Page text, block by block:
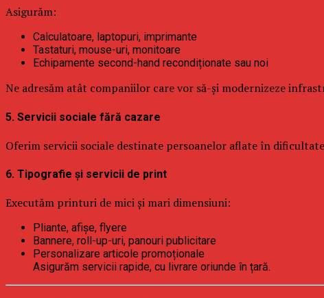
Asigurăm:
Calculatoare, laptopuri, imprimante
Tastaturi, mouse-uri, monitoare
Echipamente second-hand recondiționate sau noi
Ne adresăm atât companiilor care vor să-și modernizeze
5. Servicii sociale fără cazare
Oferim servicii sociale destinate persoanelor aflate în
6. Tipografie și servicii de print
Executăm printuri de mici și mari dimensiuni:
Pliante, afișe, flyere
Bannere, roll-up-uri, panouri publicitare
Personalizare articole promoționale
Asigurăm servicii rapide, cu livrare oriunde în țară.